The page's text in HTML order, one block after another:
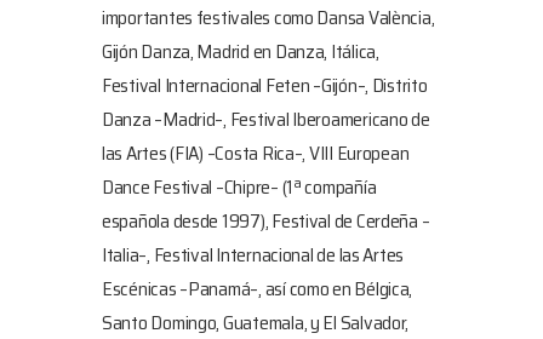
importantes festivales como Dansa València,
Gijón Danza, Madrid en Danza, Itálica,
Festival Internacional Feten –Gijón–, Distrito
Danza –Madrid–, Festival Iberoamericano de
las Artes (FIA) –Costa Rica–, VIII European
Dance Festival –Chipre– (1ª compañía
española desde 1997), Festival de Cerdeña –
Italia–, Festival Internacional de las Artes
Escénicas –Panamá–, así como en Bélgica,
Santo Domingo, Guatemala, y El Salvador,